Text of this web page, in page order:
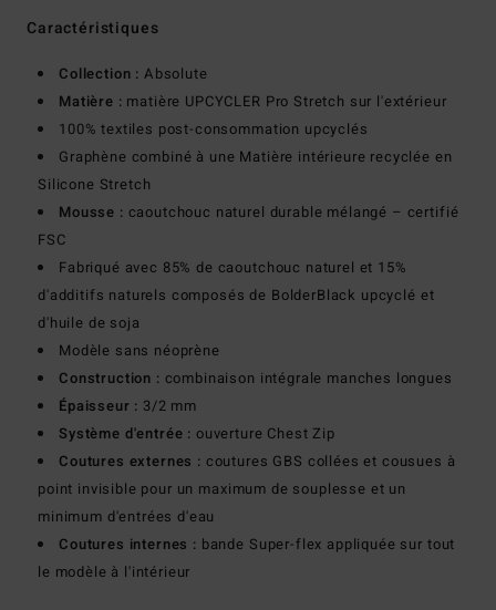
Caractéristiques
Collection : Absolute
Matière : matière UPCYCLER Pro Stretch sur l'extérieur
100% textiles post-consommation upcyclés
Graphène combiné à une Matière intérieure recyclée en
Silicone Stretch
Mousse : caoutchouc naturel durable mélangé – certifié
FSC
Fabriqué avec 85% de caoutchouc naturel et 15%
d'additifs naturels composés de BolderBlack upcyclé et
d'huile de soja
Modèle sans néoprène
Construction : combinaison intégrale manches longues
Épaisseur : 3/2 mm
Système d'entrée : ouverture Chest Zip
Coutures externes : coutures GBS collées et cousues à
point invisible pour un maximum de souplesse et un
minimum d'entrées d'eau
Coutures internes : bande Super-flex appliquée sur tout
le modèle à l'intérieur